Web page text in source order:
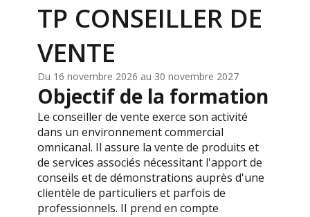
TP CONSEILLER DE
VENTE
Du 16 novembre 2026 au 30 novembre 2027
Objectif de la formation
Le conseiller de vente exerce son activité
dans un environnement commercial
omnicanal. Il assure la vente de produits et
de services associés nécessitant l'apport de
conseils et de démonstrations auprès d'une
clientèle de particuliers et parfois de
professionnels. II prend en compte